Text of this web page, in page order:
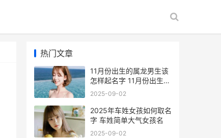
热门文章
11月份出生的属龙男生该
怎样起名字 11月份出生的
属虎女孩命运
2025-09-02
2025年车姓女孩如何取名
字 车姓简单大气女孩名
2025-09-02